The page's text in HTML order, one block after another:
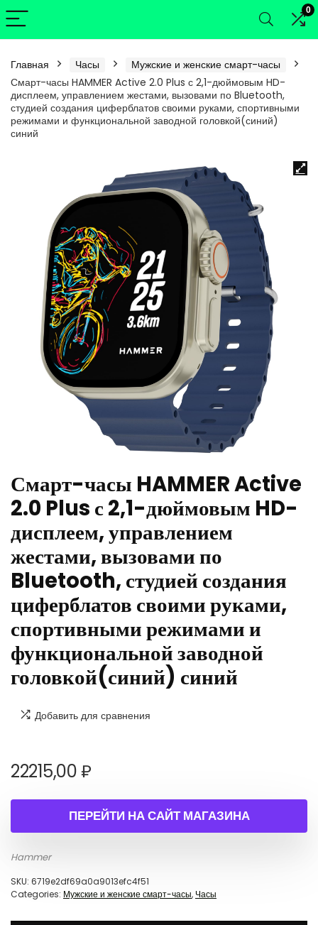
0
Главная Часы
Мужские и женские смарт-часы
Смарт-часы HAMMER Active 2.0 Plus с 2,1-дюймовым HD-
дисплеем, управлением жестами, вызовами по Bluetooth,
студией создания циферблатов своими руками, спортивными
режимами и функциональной заводной головкой(синий)
синий
Смарт-часы HAMMER Active
2.0 Plus с 2,1-дюймовым HD-
дисплеем, управлением
жестами, вызовами по
Bluetooth, студией создания
циферблатов своими руками,
спортивными режимами и
функциональной заводной
головкой(синий) синий
Добавить для сравнения
22215,00₽
ПЕРЕЙТИ НА САЙТ МАГАЗИНА
Hammer
SKU: 6719e2df69a0a9013efc4f51
Categories: Мужские и женские смарт-часы, Часы